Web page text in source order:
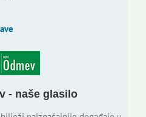
- naše glasilo